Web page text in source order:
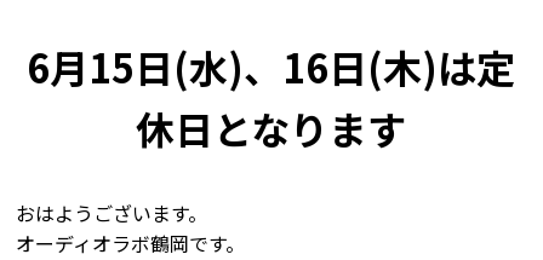
6月15日(水)、16日(木)は定
休日となります
おはようございます。
オーディオラボ鶴岡です。